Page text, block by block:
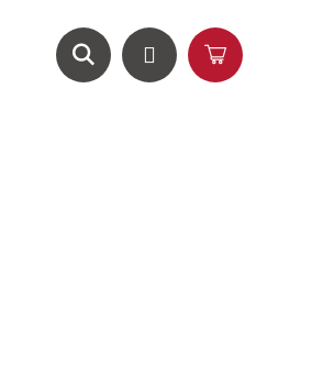
Magazín
HledatPřihlášeníNákupní